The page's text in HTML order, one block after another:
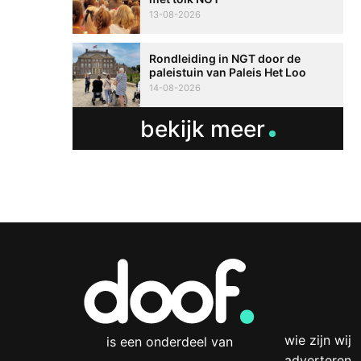
13-08-2026
Rondleiding in NGT door de
paleistuin van Paleis Het Loo
14-08-2026
bekijk meer
is een onderdeel van
wie zijn wij